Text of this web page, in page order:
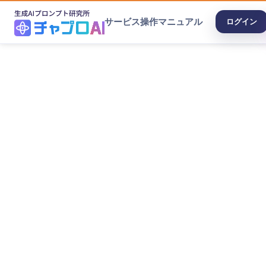
サービス操作マニュアル ログイン